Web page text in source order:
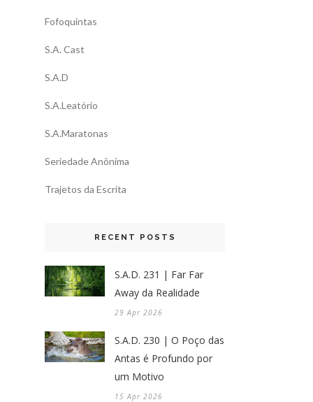
Fofoquintas
S.A. Cast
S.A.D
S.A.Leatório
S.A.Maratonas
Seriedade Anônima
Trajetos da Escrita
RECENT POSTS
S.A.D. 231 | Far Far
Away da Realidade
29 Apr 2026
S.A.D. 230 | O Poço das
Antas é Profundo por
um Motivo
15 Apr 2026